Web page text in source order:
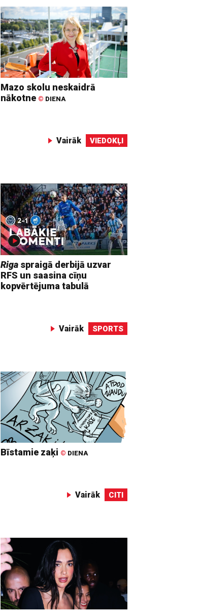
Mazo skolu neskaidrā
nākotne © DIENA
Vairāk VIEDOKĻI
Riga spraigā derbijā uzvar
RFS un saasina cīņu
kopvērtējuma tabulā
Vairāk SPORTS
Bīstamie zaķi © DIENA
Vairāk CITI